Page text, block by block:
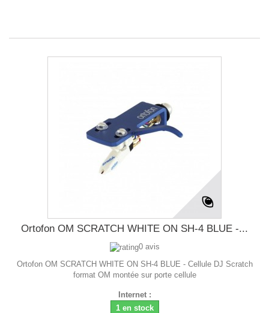
Ortofon OM SCRATCH WHITE ON SH-4 BLUE -...
0 avis
Ortofon OM SCRATCH WHITE ON SH-4 BLUE - Cellule DJ Scratch
format OM montée sur porte cellule
Internet :
1 en stock